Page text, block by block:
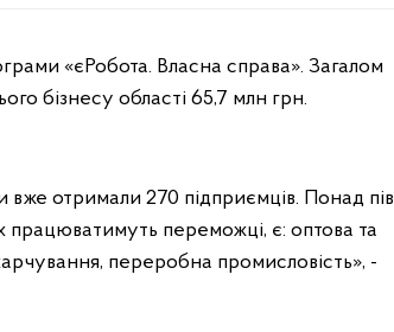
бізнесу області 65,7 млн грн.
отримали 270 підприємців. Понад пів
переможці, є: оптова та
переробна промисловість», -